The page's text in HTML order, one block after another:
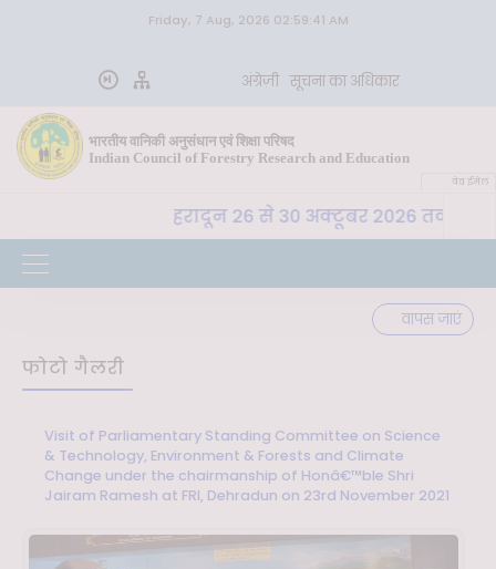
Friday, 7 Aug, 2026 02:59:41 AM
अंग्रेज़ी सूचना का अधिकार
भारतीय वानिकी अनुसंधान एवं शिक्षा परिषद
Indian Council of Forestry Research and Education
वेब ईमेल
वा. अ. शि. प. , देहरादून 26 से 30 अक्टूबर 2026 तक "कृषि-
वापस जाएं
फोटो गैलरी
Visit of Parliamentary Standing Committee on Science
& Technology, Environment & Forests and Climate
Change under the chairmanship of Honâ€™ble Shri
Jairam Ramesh at FRI, Dehradun on 23rd November 2021